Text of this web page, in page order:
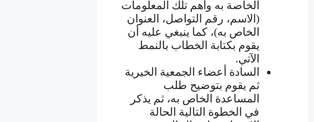
الخاصة به وأهم تلك المعلومات
(الاسم، رقم التواصل، العنوان
الخاص به)، كما ينبغي عليه أن
يقوم بكتابة الخطاب بالنمط
الآتي.
السادة أعضاء الجمعية الخيرية
ثم يقوم بتوضيح طلب
المساعدة الخاص به، ثم يذكر
في الخطوة التالية الحالة